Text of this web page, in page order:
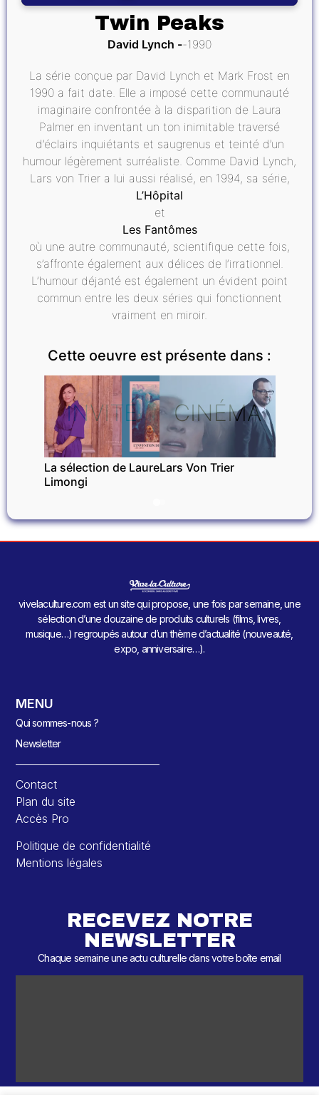
Twin Peaks
David Lynch 1990
La série conçue par David Lynch et Mark Frost en
1990 a fait date. Elle a imposé cette communauté
imaginaire confrontée à la disparition de Laura
Palmer en inventant un ton inimitable traversé
d’éclairs inquiétants et saugrenus et teinté d’un
humour légèrement surréaliste. Comme David Lynch,
Lars von Trier a lui aussi réalisé, en 1994, sa série,
L’Hôpital
et
Les Fantômes
où une autre communauté, scientifique cette fois,
s’affronte également aux délices de l’irrationnel.
L’humour déjanté est également un évident point
commun entre les deux séries qui fonctionnent
vraiment en miroir.
Cette oeuvre est présente dans :
INVITÉ
La sélection de Laure
Limongi
CINÉMA
Lars Von Trier
vivelaculture.com est un site qui propose, une fois par semaine, une
sélection d’une douzaine de produits culturels (films, livres,
musique…) regroupés autour d’un thème d’actualité (nouveauté,
expo, anniversaire…).
MENU
Qui sommes-nous ?
Newsletter
Contact
Plan du site
Accès Pro
Politique de confidentialité
Mentions légales
RECEVEZ NOTRE
NEWSLETTER
Chaque semaine une actu culturelle dans votre boîte email